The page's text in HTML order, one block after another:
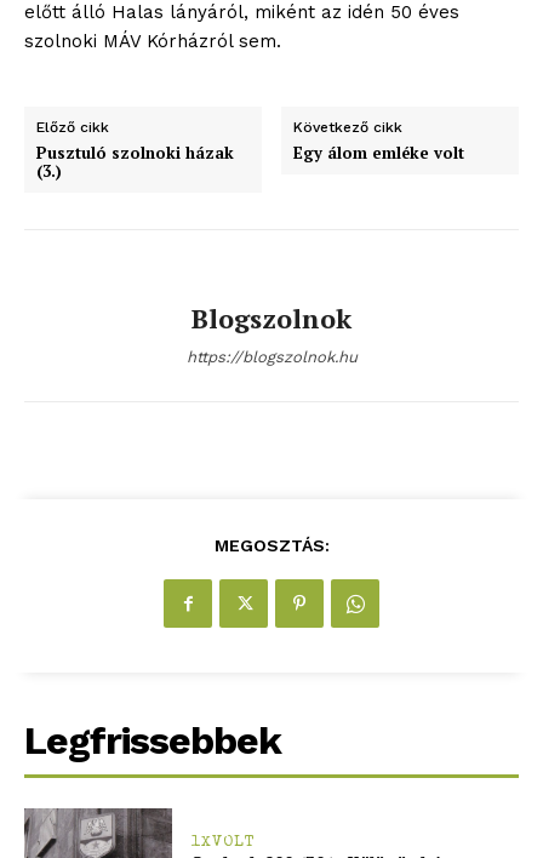
előtt álló Halas lányáról, miként az idén 50 éves
szolnoki MÁV Kórházról sem.
Előző cikk
Pusztuló szolnoki házak
(3.)
Következő cikk
Egy álom emléke volt
Blogszolnok
https://blogszolnok.hu
MEGOSZTÁS:
Legfrissebbek
1XVOLT